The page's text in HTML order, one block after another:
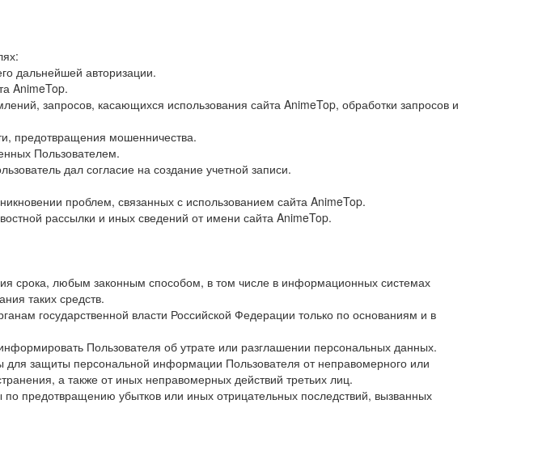
дальнейшей авторизации.
AnimeTop.
запросов, касающихся использования сайта AnimeTop, обработки запросов и
предотвращения мошенничества.
Пользователем.
дал согласие на создание учетной записи.
проблем, связанных с использованием сайта AnimeTop.
рассылки и иных сведений от имени сайта AnimeTop.
срока, любым законным способом, в том числе в информационных системах
таких средств.
государственной власти Российской Федерации только по основаниям и в
Пользователя об утрате или разглашении персональных данных.
защиты персональной информации Пользователя от неправомерного или
а также от иных неправомерных действий третьих лиц.
предотвращению убытков или иных отрицательных последствий, вызванных